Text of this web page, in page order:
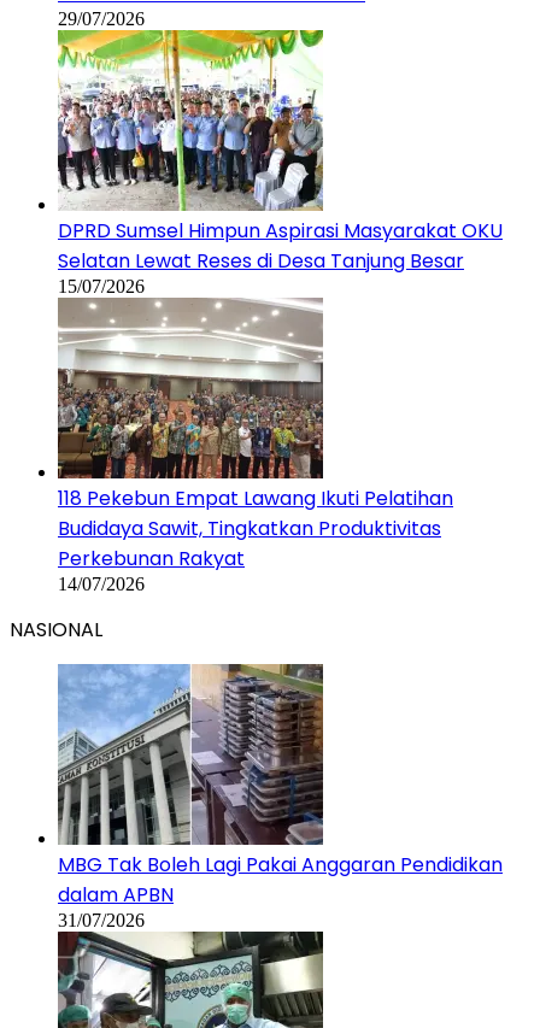
29/07/2026
DPRD Sumsel Himpun Aspirasi Masyarakat OKU
Selatan Lewat Reses di Desa Tanjung Besar
15/07/2026
118 Pekebun Empat Lawang Ikuti Pelatihan
Budidaya Sawit, Tingkatkan Produktivitas
Perkebunan Rakyat
14/07/2026
NASIONAL
MBG Tak Boleh Lagi Pakai Anggaran Pendidikan
dalam APBN
31/07/2026